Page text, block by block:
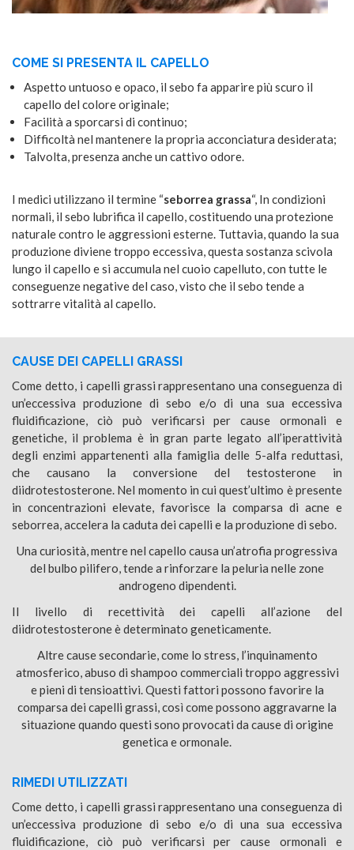
COME SI PRESENTA IL CAPELLO
Aspetto untuoso e opaco, il sebo fa apparire più scuro il
capello del colore originale;
Facilità a sporcarsi di continuo;
Difficoltà nel mantenere la propria acconciatura desiderata;
Talvolta, presenza anche un cattivo odore.
I medici utilizzano il termine “seborrea grassa“, In condizioni
normali, il sebo lubrifica il capello, costituendo una protezione
naturale contro le aggressioni esterne. Tuttavia, quando la sua
produzione diviene troppo eccessiva, questa sostanza scivola
lungo il capello e si accumula nel cuoio capelluto, con tutte le
conseguenze negative del caso, visto che il sebo tende a
sottrarre vitalità al capello.
CAUSE DEI CAPELLI GRASSI
Come detto, i capelli grassi rappresentano una conseguenza di
un’eccessiva produzione di sebo e/o di una sua eccessiva
fluidificazione, ciò può verificarsi per cause ormonali e
genetiche, il problema è in gran parte legato all’iperattività
degli enzimi appartenenti alla famiglia delle 5-alfa reduttasi,
che causano la conversione del testosterone in
diidrotestosterone. Nel momento in cui quest’ultimo è presente
in concentrazioni elevate, favorisce la comparsa di acne e
seborrea, accelera la caduta dei capelli e la produzione di sebo.
Una curiosità, mentre nel capello causa un’atrofia progressiva
del bulbo pilifero, tende a rinforzare la peluria nelle zone
androgeno dipendenti.
Il livello di recettività dei capelli all’azione del
diidrotestosterone è determinato geneticamente.
Altre cause secondarie, come lo stress, l’inquinamento
atmosferico, abuso di shampoo commerciali troppo aggressivi
e pieni di tensioattivi. Questi fattori possono favorire la
comparsa dei capelli grassi, così come possono aggravarne la
situazione quando questi sono provocati da cause di origine
genetica e ormonale.
RIMEDI UTILIZZATI
Come detto, i capelli grassi rappresentano una conseguenza di
un’eccessiva produzione di sebo e/o di una sua eccessiva
fluidificazione, ciò può verificarsi per cause ormonali e